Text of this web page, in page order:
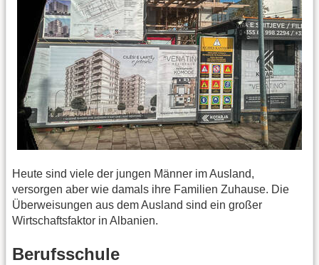
Heute sind viele der jungen Männer im Ausland,
versorgen aber wie damals ihre Familien Zuhause. Die
Überweisungen aus dem Ausland sind ein großer
Wirtschaftsfaktor in Albanien.
Berufsschule